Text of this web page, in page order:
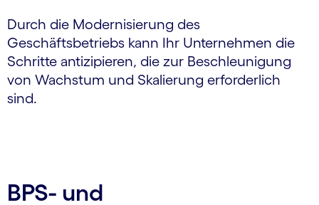
Durch die Modernisierung des
Geschäftsbetriebs kann Ihr Unternehmen die
Schritte antizipieren, die zur Beschleunigung
von Wachstum und Skalierung erforderlich
sind.
BPS- und